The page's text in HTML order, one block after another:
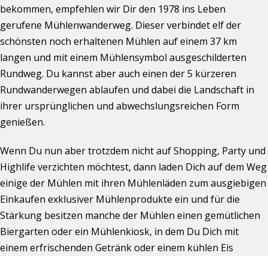
bekommen, empfehlen wir Dir den 1978 ins Leben
gerufene Mühlenwanderweg. Dieser verbindet elf der
schönsten noch erhaltenen Mühlen auf einem 37 km
langen und mit einem Mühlensymbol ausgeschilderten
Rundweg. Du kannst aber auch einen der 5 kürzeren
Rundwanderwegen ablaufen und dabei die Landschaft in
ihrer ursprünglichen und abwechslungsreichen Form
genießen.
Wenn Du nun aber trotzdem nicht auf Shopping, Party und
Highlife verzichten möchtest, dann laden Dich auf dem Weg
einige der Mühlen mit ihren Mühlenläden zum ausgiebigen
Einkaufen exklusiver Mühlenprodukte ein und für die
Stärkung besitzen manche der Mühlen einen gemütlichen
Biergarten oder ein Mühlenkiosk, in dem Du Dich mit
einem erfrischenden Getränk oder einem kühlen Eis